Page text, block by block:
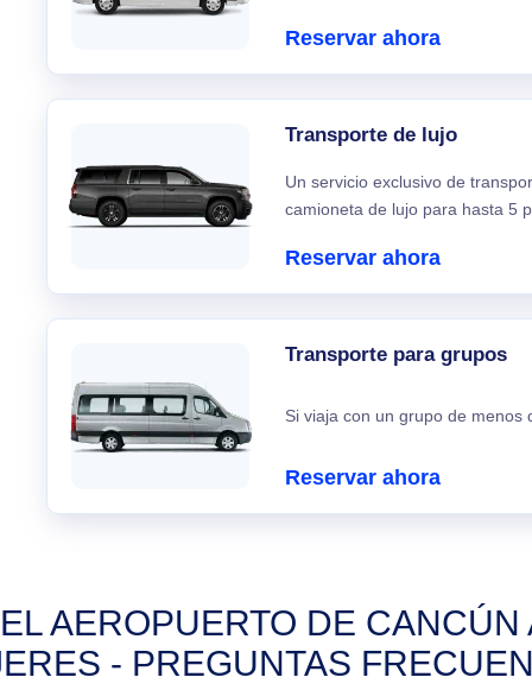
Reservar ahora
Transporte de lujo
Un servicio exclusivo de
camioneta de lujo para hasta 5
Reservar ahora
Transporte para grupos
Si viaja con un grupo de
Reservar ahora
AEROPUERTO DE CANCÚN
- PREGUNTAS